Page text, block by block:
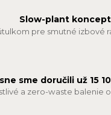
Slow-plant koncept
pre smutné izbové
sme doručili už 15
a zero-waste balenie